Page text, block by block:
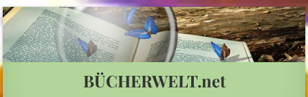
BÜCHERWELT.net